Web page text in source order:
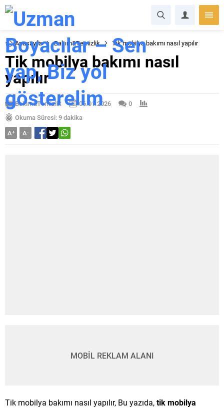
Anasayfa Bakım&Temizlik Tik mobilya bakımı nasıl yapılır
Tik mobilya bakımı nasıl
yapılır
Bakım&Temizlik 06.01.2026
0
Okuma Süresi: 9 dakika
A+ A-
MOBİL REKLAM ALANI
Tik mobilya bakımı nasıl yapılır, Bu yazıda,tik mobilya